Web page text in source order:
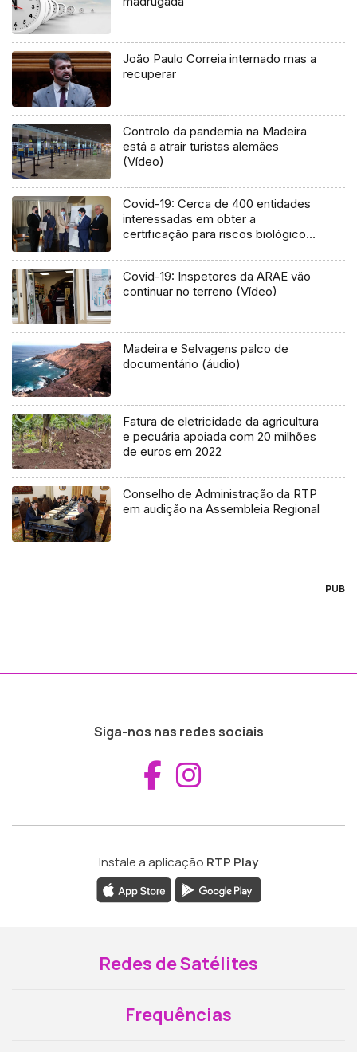
João Paulo Correia internado mas a
recuperar
Controlo da pandemia na Madeira
está a atrair turistas alemães
(Vídeo)
Covid-19: Cerca de 400 entidades
interessadas em obter a
certificação para riscos biológicos
Covid-19: Inspetores da ARAE vão
continuar no terreno (Vídeo)
Madeira e Selvagens palco de
documentário (áudio)
Fatura de eletricidade da agricultura
e pecuária apoiada com 20 milhões
de euros em 2022
Conselho de Administração da RTP
em audição na Assembleia Regional
PUB
Siga-nos nas redes sociais
Aceder ao
Instale a aplicação RTP Play
Redes de Satélites
Frequências